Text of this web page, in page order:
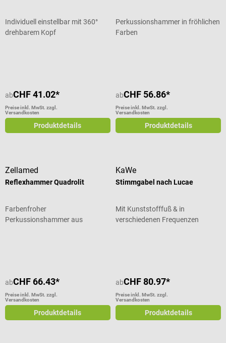
Individuell einstellbar mit 360°
drehbarem Kopf
abCHF 41.02*
Preise inkl. MwSt. zzgl.
Versandkosten
Produktdetails
Perkussionshammer in fröhlichen
Farben
abCHF 56.86*
Preise inkl. MwSt. zzgl.
Versandkosten
Produktdetails
Zellamed
Reflexhammer Quadrolit
Farbenfroher
Perkussionshammer aus
abCHF 66.43*
Preise inkl. MwSt. zzgl.
Versandkosten
Produktdetails
KaWe
Stimmgabel nach Lucae
Mit Kunststofffuß & in
verschiedenen Frequenzen
abCHF 80.97*
Preise inkl. MwSt. zzgl.
Versandkosten
Produktdetails